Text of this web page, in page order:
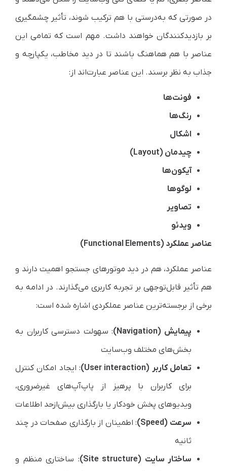
در صورتی که به‌درستی با هم ترکیب شوند، تأثیر چشمگیری
بر بازدیدکنندگان خواهند داشت. مهم است که تمامی این
عناصر با هم هماهنگ باشند تا در دید مخاطب، یکپارچه و
جذاب به نظر برسند. این عناصر عبارت‌اند از:
فونت‌ها
رنگ‌ها
اشکال
چیدمان (Layout)
آیکون‌ها
لوگوها
تصاویر
ویدئو
عناصر عملکرد (Functional Elements)
عناصر عملکرد، هم در دید موتورهای جستجو اهمیت دارند و
هم تأثیر قابل‌توجهی بر تجربه کاربری می‌گذارند. در ادامه به
برخی از برجسته‌ترین عناصر عملکردی اشاره شده است:
پیمایش (Navigation)
: سهولت دسترسی کاربران به
بخش‌های مختلف وب‌سایت
تعامل کاربر (User interaction)
: ایجاد امکان کنترل
برای کاربران با پرهیز از پاپ‌آپ‌های غیرضروری،
ویدیوهای پخش خودکار یا بارگذاری بیش‌ازحد اطلاعات
سرعت (Speed)
: اطمینان از بارگذاری صفحات در چند
ثانیه
ساختار سایت (Site structure)
: ساختاری منظم و